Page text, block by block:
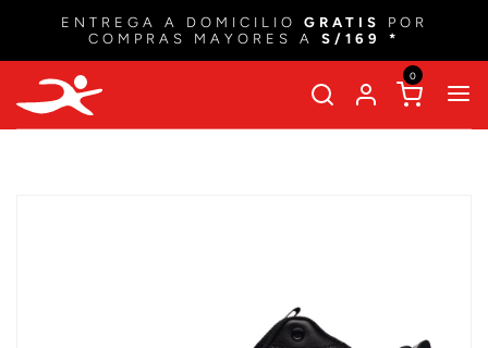
ENTREGA A DOMICILIO GRATIS
POR
COMPRAS MAYORES A S/169 *
0